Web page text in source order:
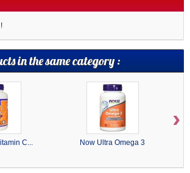
كل أول من يكتب تعليقاً !
in the same category :
C... Now Ultra Omega 3
›